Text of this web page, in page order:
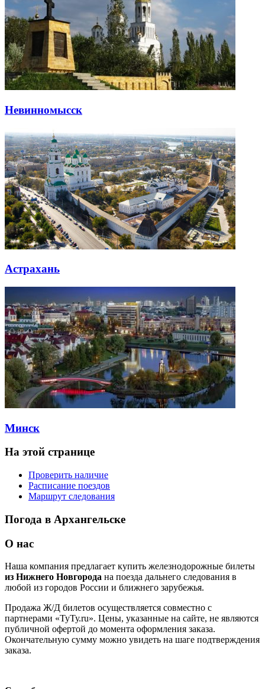
Невинномысск
Астрахань
Минск
На этой странице
Проверить наличие
Расписание поездов
Маршрут следования
Погода в Архангельске
О нас
Наша компания предлагает купить железнодорожные билеты
из Нижнего Новгорода на поезда дальнего следования в
любой из городов России и ближнего зарубежья.
Продажа Ж/Д билетов осуществляется совместно с
партнерами «ТуТу.ru». Цены, указанные на сайте, не являются
публичной офертой до момента оформления заказа.
Окончательную сумму можно увидеть на шаге подтверждения
заказа.